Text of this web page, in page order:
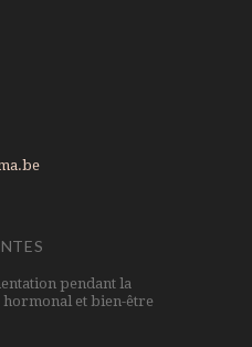
pendant la
et bien-être